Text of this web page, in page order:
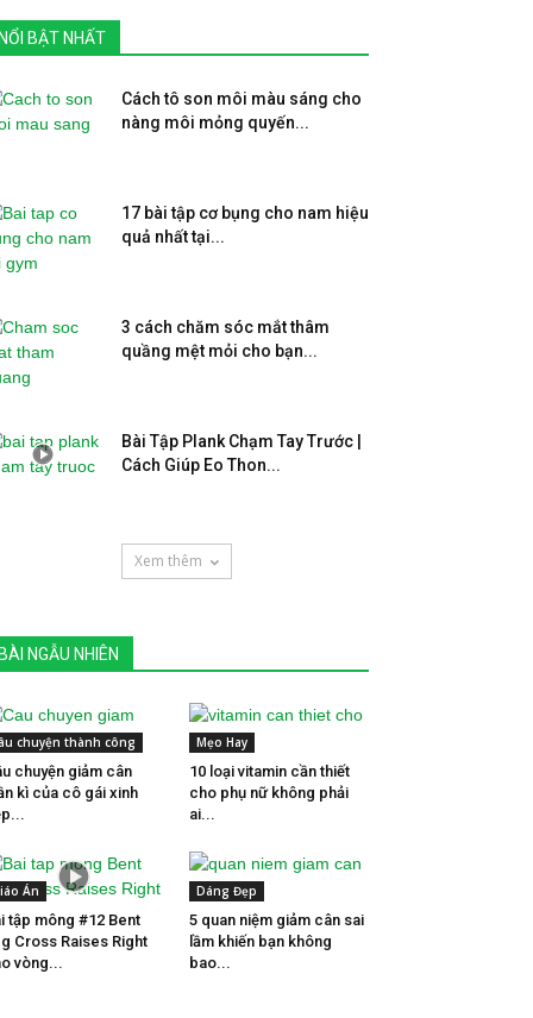
NỔI BẬT NHẤT
Cách tô son môi màu sáng cho
nàng môi mỏng quyến...
17 bài tập cơ bụng cho nam hiệu
quả nhất tại...
3 cách chăm sóc mắt thâm
quầng mệt mỏi cho bạn...
Bài Tập Plank Chạm Tay Trước |
Cách Giúp Eo Thon...
Xem thêm
BÀI NGẪU NHIÊN
chuyện thành công
chuyện giảm cân
kì của cô gái xinh
Mẹo Hay
10 loại vitamin cần thiết
cho phụ nữ không phải
ai...
Án
tập mông #12 Bent
Cross Raises Right
vòng...
Dáng Đẹp
5 quan niệm giảm cân sai
lầm khiến bạn không
bao...